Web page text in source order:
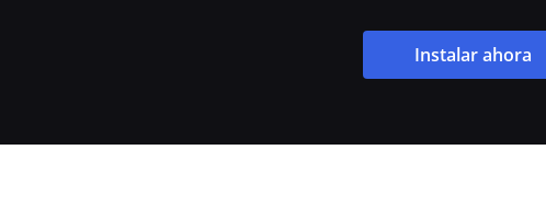
Instalar ahora